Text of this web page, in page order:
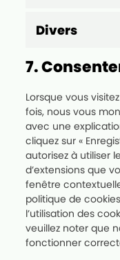
Divers
7.
Lorsque vous
fois, nous vous
avec une
cliquez sur «
autorisez à utiliser
d’extensions que
fenêtre
politique de
l’utilisation des
veuillez noter que
fonctionner